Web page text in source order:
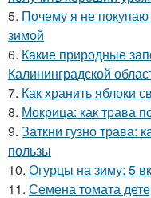
5. Почему я не
зимой
6. Какие природные
Калининградской
7. Как хранить яблоки
8. Мокрица: как трава
9. Заткни гузно трава:
пользы
10. Огурцы на зиму: 5
11. Семена томата